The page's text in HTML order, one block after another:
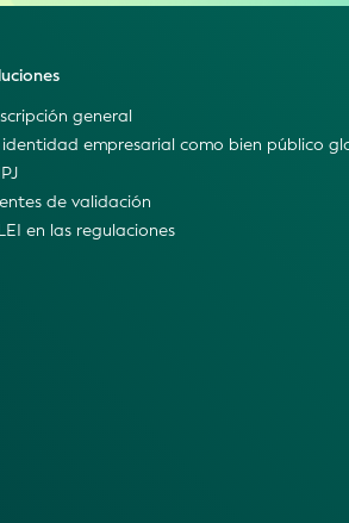
general
empresarial como bien público
de validación
en las regulaciones